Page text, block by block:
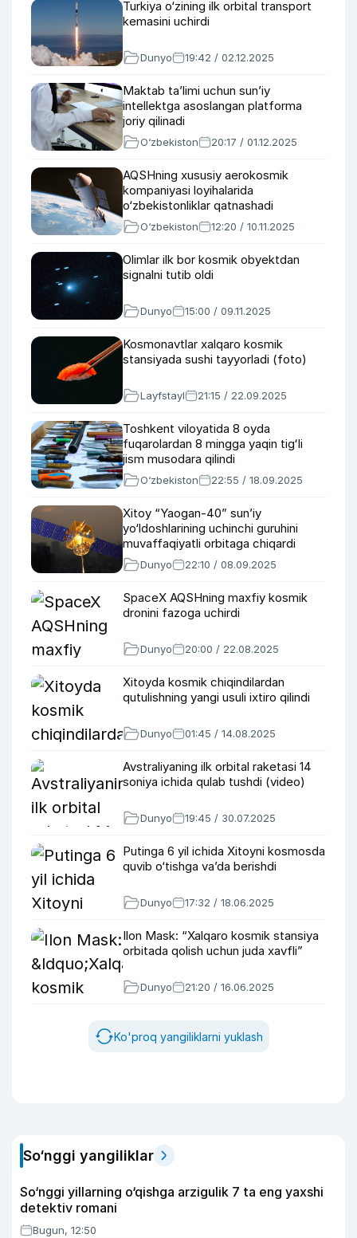
Turkiya o‘zining ilk orbital transport
kemasini uchirdi
Dunyo 19:42 / 02.12.2025
Maktab taʼlimi uchun sunʼiy
intellektga asoslangan platforma
joriy qilinadi
O‘zbekiston 20:17 / 01.12.2025
AQSHning xususiy aerokosmik
kompaniyasi loyihalarida
o‘zbekistonliklar qatnashadi
O‘zbekiston 12:20 / 10.11.2025
Olimlar ilk bor kosmik obyektdan
signalni tutib oldi
Dunyo 15:00 / 09.11.2025
Kosmonavtlar xalqaro kosmik
stansiyada sushi tayyorladi (foto)
Layfstayl 21:15 / 22.09.2025
Toshkent viloyatida 8 oyda
fuqarolardan 8 mingga yaqin tigʻli
jism musodara qilindi
O‘zbekiston 22:55 / 18.09.2025
Xitoy “Yaogan-40” sun’iy
yo‘ldoshlarining uchinchi guruhini
muvaffaqiyatli orbitaga chiqardi
Dunyo 22:10 / 08.09.2025
SpaceX AQSHning maxfiy kosmik
dronini fazoga uchirdi
Dunyo 20:00 / 22.08.2025
Xitoyda kosmik chiqindilardan
qutulishning yangi usuli ixtiro qilindi
Dunyo 01:45 / 14.08.2025
Avstraliyaning ilk orbital raketasi 14
soniya ichida qulab tushdi (video)
Dunyo 19:45 / 30.07.2025
Putinga 6 yil ichida Xitoyni kosmosda
quvib o‘tishga va’da berishdi
Dunyo 17:32 / 18.06.2025
Ilon Mask: “Xalqaro kosmik stansiya
orbitada qolish uchun juda xavfli”
Dunyo 21:20 / 16.06.2025
Ko'proq yangiliklarni yuklash
So‘nggi yangiliklar
So‘nggi yillarning o‘qishga arzigulik 7 ta eng yaxshi
detektiv romani
Bugun, 12:50